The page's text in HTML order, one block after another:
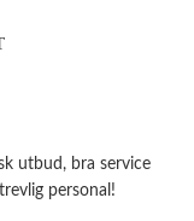
utbud, bra service
personal!